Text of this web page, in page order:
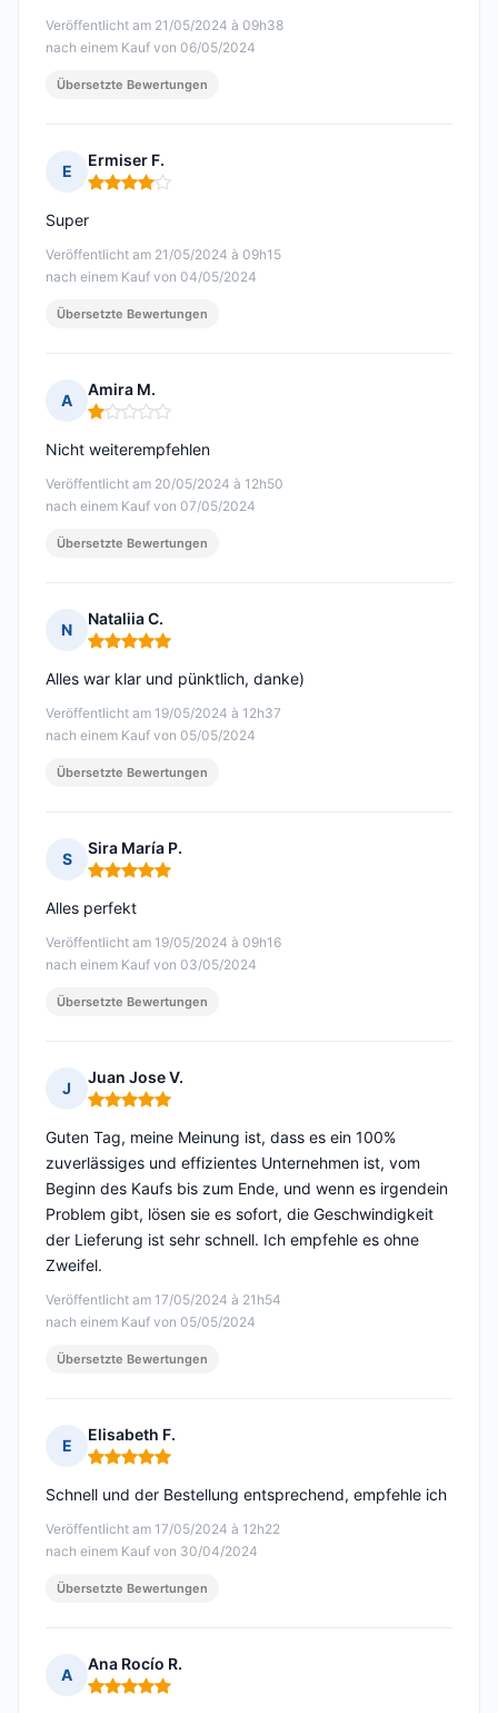
Veröffentlicht am 21/05/2024 à 09h38
nach einem Kauf von 06/05/2024
Übersetzte Bewertungen
E
Ermiser F.
Hinweis: 4 von 5
Veröffentlicht am 21/05/2024 à 09h15
nach einem Kauf von 04/05/2024
Super
Übersetzte Bewertungen
A
Amira M.
Hinweis: 1 von 5
Veröffentlicht am 20/05/2024 à 12h50
nach einem Kauf von 07/05/2024
Nicht weiterempfehlen
Übersetzte Bewertungen
N
Nataliia C.
Hinweis: 5 von 5
Veröffentlicht am 19/05/2024 à 12h37
nach einem Kauf von 05/05/2024
Alles war klar und pünktlich, danke)
Übersetzte Bewertungen
S
Sira María P.
Hinweis: 5 von 5
Veröffentlicht am 19/05/2024 à 09h16
nach einem Kauf von 03/05/2024
Alles perfekt
Übersetzte Bewertungen
J
Juan Jose V.
Hinweis: 5 von 5
Veröffentlicht am 17/05/2024 à 21h54
nach einem Kauf von 05/05/2024
Guten Tag, meine Meinung ist, dass es ein 100%
zuverlässiges und effizientes Unternehmen ist, vom
Beginn des Kaufs bis zum Ende, und wenn es irgendein
Problem gibt, lösen sie es sofort, die Geschwindigkeit
der Lieferung ist sehr schnell. Ich empfehle es ohne
Zweifel.
Übersetzte Bewertungen
E
Elisabeth F.
Hinweis: 5 von 5
Veröffentlicht am 17/05/2024 à 12h22
nach einem Kauf von 30/04/2024
Schnell und der Bestellung entsprechend, empfehle ich
Übersetzte Bewertungen
A
Ana Rocío R.
Hinweis: 5 von 5